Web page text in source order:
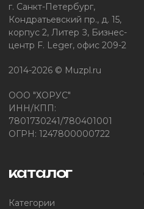
г. Санкт-Петербург,
Кондратьевский пр., д. 15,
корпус 2, Литер З, Бизнес-
центр F. Leger, офис 209-2
2014-2026 © Muzpl.ru
ООО "ХОРУС"
ИНН/КПП:
7801730241/780401001
ОГРН: 1247800000722
каталог
Категории